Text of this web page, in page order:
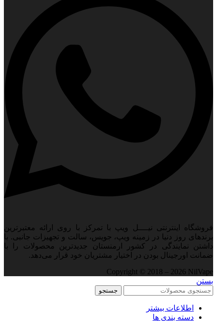
فروشگاه اینترنتی نیــــل ویپ با تمرکز با روی ارائه معتبرترین
برندهای روز دنیا در زمینه ویپ، جویس، سالت و تجهیزات جانبی. با
داشتن نمایندگی در کشور ارمنستان جدید‌ترین محصولات را با
ضمانت اورجینال بودن در اختیار مشتریان خود قرار می‌دهد.
Copyright © 2018 – 2026 NilVape
بستن
جستجو
اطلاعات بیشتر
دسته بندی ها